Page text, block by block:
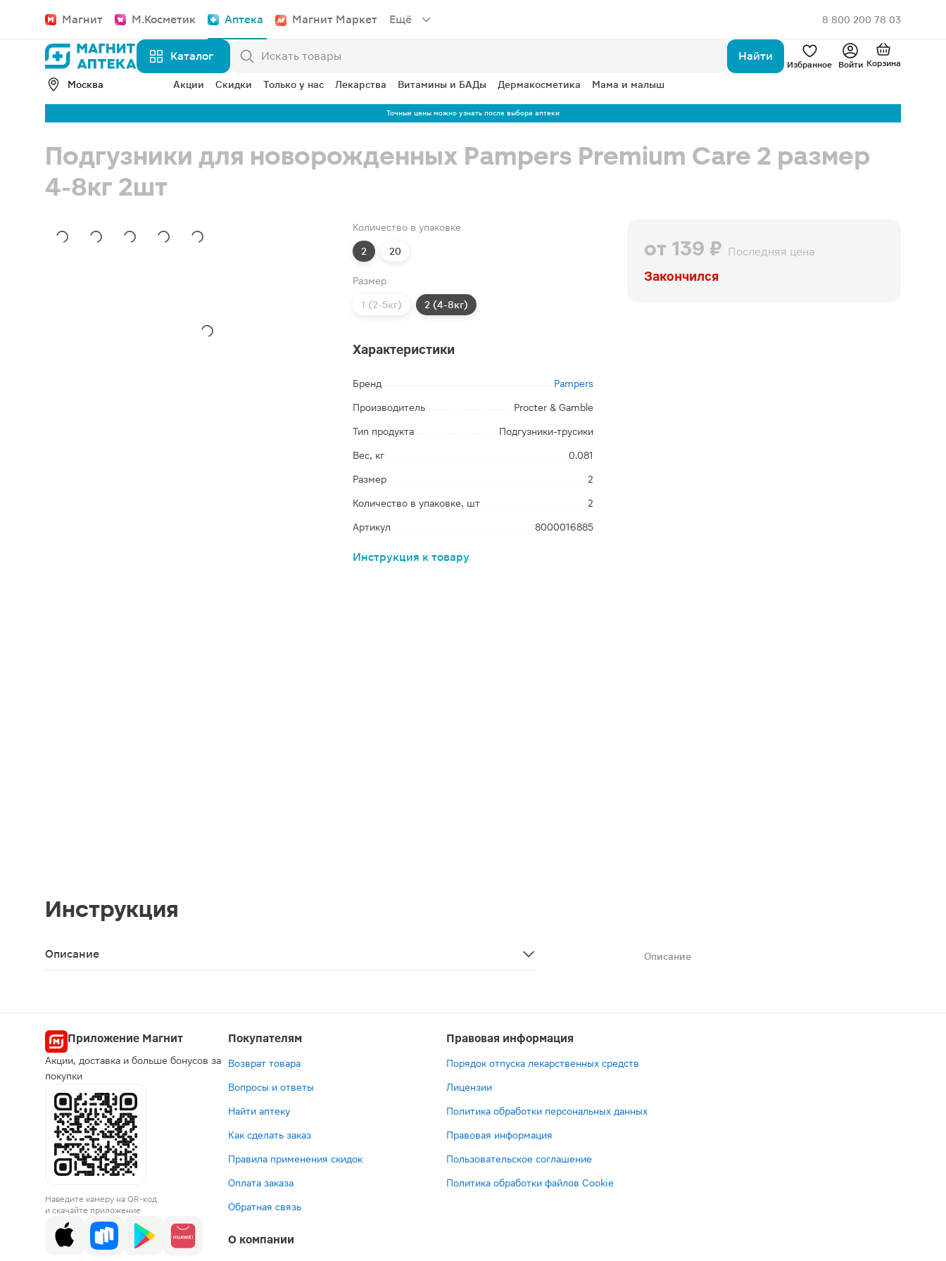
Магнит М.Косметик Аптека Магнит Маркет Ещё 8 800 200 78 03
Каталог Найти
Избранное Войти Корзина
Москва Акции Скидки Только у нас Лекарства Витамины и БАДы Дермакосметика Мама и малыш
Точные цены можно узнать после выбора аптеки
Подгузники для новорожденных Pampers Premium Care 2 размер
4-8кг 2шт
от 139 ₽ Последняя цена
Закончился
Количество в упаковке
2 20
Размер
1 (2-5кг) 2 (4-8кг)
Характеристики
Бренд Pampers
Производитель Procter & Gamble
Тип продукта Подгузники-трусики
Вес, кг 0.081
Размер 2
Количество в упаковке, шт 2
Артикул 8000016885
Инструкция к товару
Инструкция
Описание
Описание
Приложение Магнит
Акции, доставка и больше бонусов за
покупки
Наведите камеру на QR-код
и скачайте приложение
Покупателям
Возврат товара
Вопросы и ответы
Найти аптеку
Как сделать заказ
Правила применения скидок
Оплата заказа
Обратная связь
О компании
Правовая информация
Порядок отпуска лекарственных средств
Лицензии
Политика обработки персональных данных
Правовая информация
Пользовательское соглашение
Политика обработки файлов Cookie